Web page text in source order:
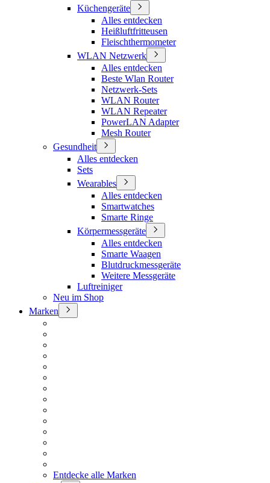
Küchengeräte
Alles entdecken
Heißluftfritteusen
Fleischthermometer
WLAN Netzwerk
Alles entdecken
Beste Wlan Router
Netzwerk-Sets
WLAN Router
WLAN Repeater
PowerLAN Adapter
Mesh Router
Gesundheit
Alles entdecken
Sets
Wearables
Alles entdecken
Smartwatches
Smarte Ringe
Körpermessgeräte
Alles entdecken
Smarte Waagen
Blutdruckmessgeräte
Weitere Messgeräte
Luftreiniger
Neu im Shop
Marken
Entdecke alle Marken